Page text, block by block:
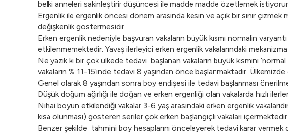
belki anneleri sakinleştirir düşüncesi ile madde madde özetlemek
Ergenlik ile ergenlik öncesi dönem arasında kesin ve açık bir sınır
değişkenlik göstermesidir.
Erken ergenlik nedeniyle başvuran vakaların büyük kısmı normalin
etkilenmemektedir. Yavaş ilerleyici erken ergenlik vakalarındaki
Ne yazık ki bir çok ülkede tedavi başlanan vakaların büyük kısmını
vakaların % 11-15’inde tedavi 8 yaşından önce başlanmaktadır.
Genel olarak 8 yaşından sonra boy endişesi ile tedavi başlanması
Düşük doğum ağırlığı ile doğan ve erken ergenliği olan vakalarda hızlı
Nihai boyun etkilendiği vakalar 3-6 yaş arasındaki erken ergenlik
kısa olunması) gösteren seriler çok erken başlangıçlı vakaları
Benzer şekilde tahmini boy hesaplarını önceleyerek tedavi karar vermek